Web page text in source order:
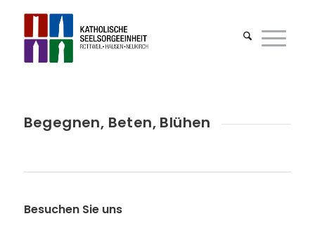
Begegnen, Beten, Blühen
Besuchen Sie uns